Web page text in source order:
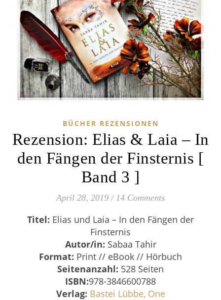
BÜCHER REZENSIONEN
Rezension: Elias & Laia – In
den Fängen der Finsternis [
Band 3 ]
April 28, 2019 / 14 Comments
Titel: Elias und Laia – In den Fängen der
Finsternis
Autor/in: Sabaa Tahir
Format: Print // eBook // Hörbuch
Seitenanzahl: 528 Seiten
ISBN:978-3846600788
Verlag: Bastei Lübbe, One